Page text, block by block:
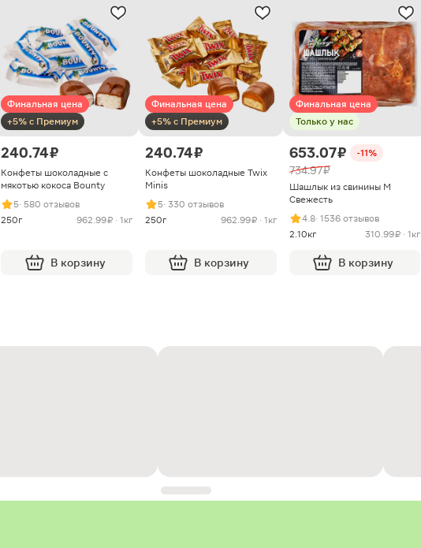
Финальная цена
+5% с Премиум
240.74 ₽
Конфеты шоколадные с
мякотью кокоса Bounty
5· 580 отзывов
250г
962.99 ₽ · 1кг
В корзину
Финальная цена
+5% с Премиум
240.74 ₽
Конфеты шоколадные Twix
Minis
5· 330 отзывов
250г
962.99 ₽ · 1кг
В корзину
Финальная цена
Только у нас
653.07 ₽ -11%
734.97 ₽
Шашлык из свинины М
Свежесть
4.8· 1536 отзывов
2.10кг
310.99 ₽ · 1кг
В корзину